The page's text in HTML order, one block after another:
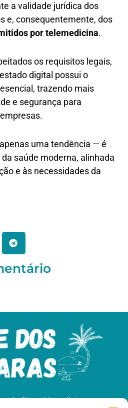
a validade jurídica dos
e, consequentemente, dos
por telemedicina.
os requisitos legais,
digital possui o
trazendo mais
e segurança para
uma tendência — é
saúde moderna, alinhada
e às necessidades da
litoral brasileiro e